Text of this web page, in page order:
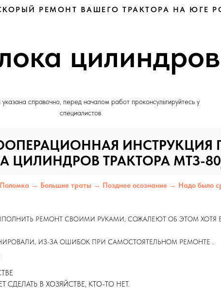
РЕМОНТ ВАШЕГО ТРАКТОРА НА ЮГЕ
справочно, перед началом работ проконсультируйтесь у
специалистов
ИНСТРУКЦИЯ
ЦИЛИНДРОВ ТРАКТОРА МТЗ-80/
→ Большие траты → Позднее осознание → Надо было
РЕМОНТ СВОИМИ РУКАМИ, СОЖАЛЕЮТ ОБ ЭТОМ ХОТЯ
ИЗ-ЗА ОШИБОК ПРИ САМОСТОЯТЕЛЬНОМ РЕМОНТЕ .
СДЕЛАТЬ В ХОЗЯЙСТВЕ, КТО-ТО НЕТ.